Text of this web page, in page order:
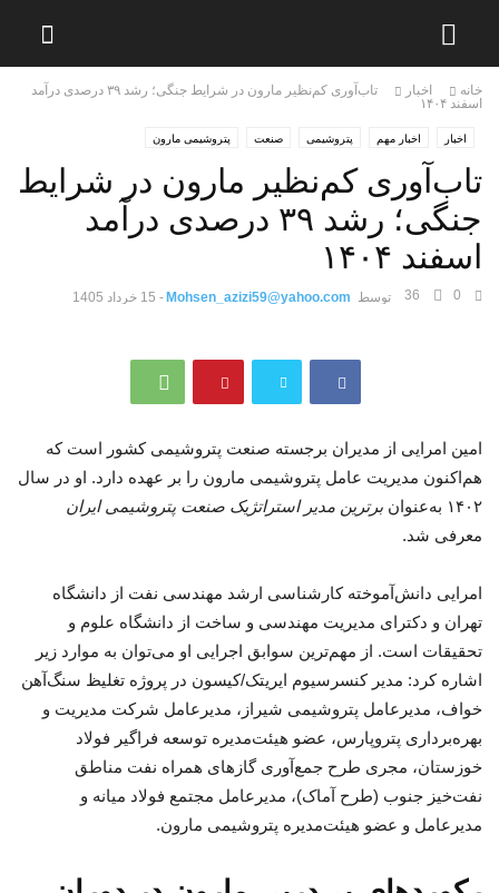
خانه اخبار
تاب‌آوری کم‌نظیر مارون در شرایط جنگی؛ رشد ۳۹ درصدی درآمد
اسفند ۱۴۰۴
اخبار اخبار مهم پتروشیمی صنعت پتروشیمی مارون
تاب‌آوری کم‌نظیر مارون در شرایط
جنگی؛ رشد ۳۹ درصدی درآمد
اسفند ۱۴۰۴
توسط Mohsen_azizi59@yahoo.com
- 15 خرداد 1405 0
36
امین امرایی از مدیران برجسته صنعت پتروشیمی کشور است که
هم‌اکنون مدیریت عامل پتروشیمی مارون را بر عهده دارد. او در سال
۱۴۰۲ به‌عنوان
برترین مدیر استراتژیک صنعت پتروشیمی ایران
معرفی شد.
امرایی دانش‌آموخته کارشناسی ارشد مهندسی نفت از دانشگاه
تهران و دکترای مدیریت مهندسی و ساخت از دانشگاه علوم و
تحقیقات است. از مهم‌ترین سوابق اجرایی او می‌توان به موارد زیر
اشاره کرد: مدیر کنسرسیوم ایریتک/کیسون در پروژه تغلیظ سنگ‌آهن
خواف، مدیرعامل پتروشیمی شیراز، مدیرعامل شرکت مدیریت و
بهره‌برداری پتروپارس، عضو هیئت‌مدیره توسعه فراگیر فولاد
خوزستان، مجری طرح جمع‌آوری گازهای همراه نفت مناطق
نفت‌خیز جنوب (طرح آماک)، مدیرعامل مجتمع فولاد میانه و
مدیرعامل و عضو هیئت‌مدیره پتروشیمی مارون.